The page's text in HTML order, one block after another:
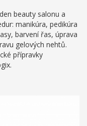
beauty salonu a
manikúra, pedikúra
barvení řas, úprava
gelových nehtů.
přípravky